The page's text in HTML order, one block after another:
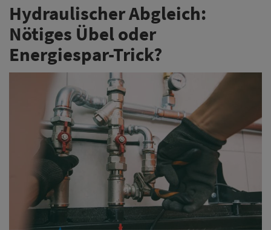
Hydraulischer Abgleich:
Nötiges Übel oder
Energiespar-Trick?